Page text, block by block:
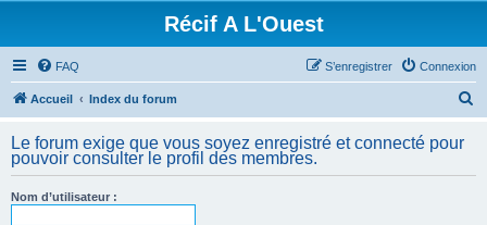
Récif A L'Ouest
FAQ Connexion
S’enregistrer
Accueil Index du forum
h
Le forum exige que vous soyez enregistré et connecté pour
pouvoir consulter le profil des membres.
Nom d’utilisateur :